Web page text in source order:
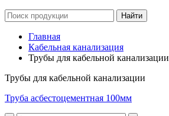
Главная
Кабельная канализация
Трубы для кабельной канализации
Трубы для кабельной канализации
Труба асбестоцементная 100мм